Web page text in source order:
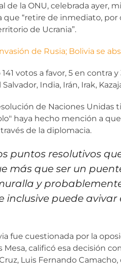
de la ONU, celebrada ayer,
que “retire de inmediato,
de Ucrania”.
de Rusia; Bolivia se
votos a favor, 5 en contra
India, Irán, Irak,
de Naciones Unidas
haya hecho mención a
de la diplomacia.
puntos resolutivos
más que ser un
y
inclusive puede avivar
fue cuestionada por la
Mesa, calificó esa decisión
Luis Fernando